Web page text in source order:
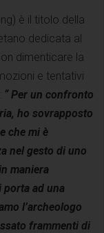
è il titolo della
dedicata al
dimenticare la
e tentativi
“ Per un confronto
ho sovrapposto
che mi è
nel gesto di uno
maniera
porta ad una
l’archeologo
frammenti di